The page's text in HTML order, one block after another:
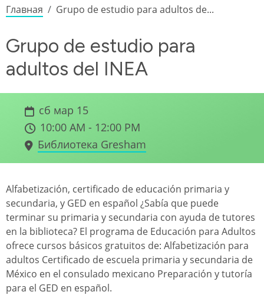
Строка навигации
Главная Grupo de estudio para adultos de...
Grupo de estudio para
adultos del INEA
сб мар 15
10:00 AM - 12:00 PM
Библиотека Gresham
Alfabetización, certificado de educación primaria y
secundaria, y GED en español ¿Sabía que puede
terminar su primaria y secundaria con ayuda de tutores
en la biblioteca? El programa de Educación para Adultos
ofrece cursos básicos gratuitos de: Alfabetización para
adultos Certificado de escuela primaria y secundaria de
México en el consulado mexicano Preparación y tutoría
para el GED en español.